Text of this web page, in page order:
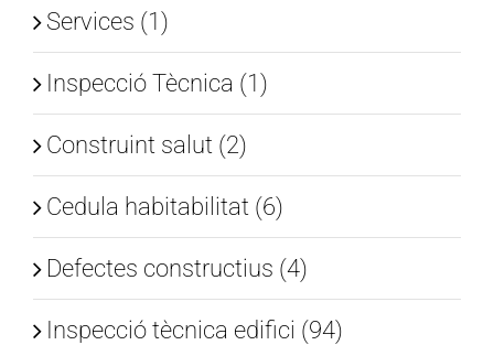
Services (1)
Inspecció Tècnica (1)
Construint salut (2)
Cedula habitabilitat (6)
Defectes constructius (4)
Inspecció tècnica edifici (94)